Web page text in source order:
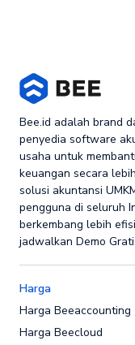
Bee.id adalah brand
penyedia software
usaha untuk
keuangan secara
solusi akuntansi
pengguna di seluruh
berkembang lebih
jadwalkan Demo
Harga
Harga Beeaccounting
Harga Beecloud